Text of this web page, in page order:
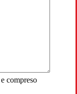
compreso